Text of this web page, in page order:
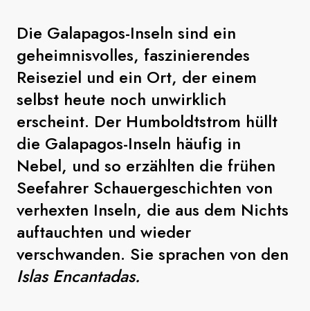
Die Galapagos-Inseln sind ein
geheimnisvolles, faszinierendes
Reiseziel und ein Ort, der einem
selbst heute noch unwirklich
erscheint. Der Humboldtstrom hüllt
die Galapagos-Inseln häufig in
Nebel, und so erzählten die frühen
Seefahrer Schauergeschichten von
verhexten Inseln, die aus dem Nichts
auftauchten und wieder
verschwanden. Sie sprachen von den
Islas Encantadas.